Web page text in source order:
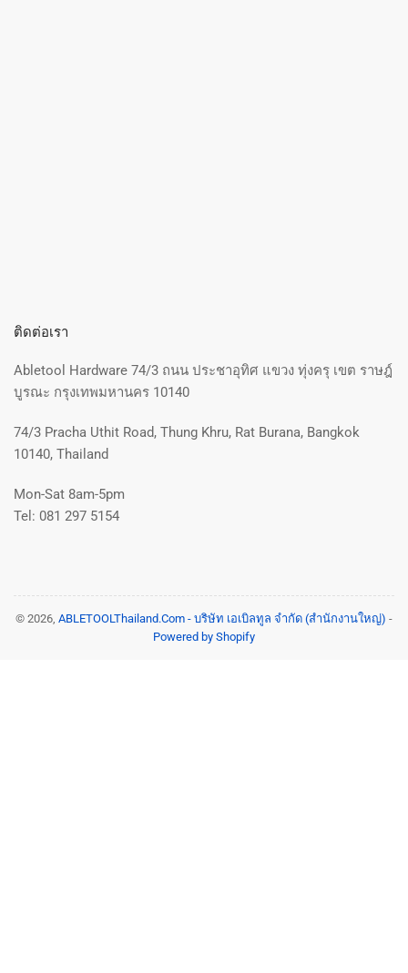
ติดต่อเรา
Abletool Hardware 74/3 ถนน ประชาอุทิศ แขวง ทุ่งครุ เขต ราษฎ์
บูรณะ กรุงเทพมหานคร 10140
74/3 Pracha Uthit Road, Thung Khru, Rat Burana, Bangkok
10140, Thailand
Mon-Sat 8am-5pm
Tel: 081 297 5154
© 2026, ABLETOOLThailand.Com - บริษัท เอเบิลทูล จำกัด (สำนักงานใหญ่) -
Powered by Shopify